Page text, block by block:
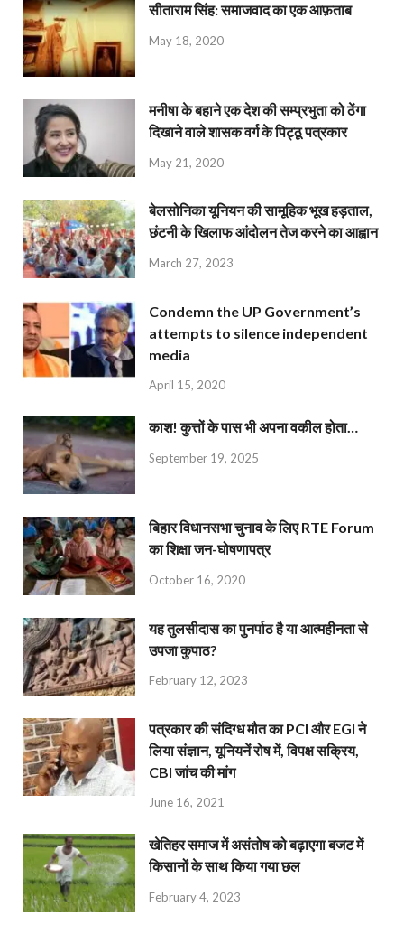
सीताराम सिंह: समाजवाद का एक आफ़ताब
May 18, 2020
मनीषा के बहाने एक देश की सम्प्रभुता को ठेंगा
दिखाने वाले शासक वर्ग के पिट्ठू पत्रकार
May 21, 2020
बेलसोनिका यूनियन की सामूहिक भूख हड़ताल,
छंटनी के खिलाफ आंदोलन तेज करने का आह्वान
March 27, 2023
Condemn the UP Government’s
attempts to silence independent
media
April 15, 2020
काश! कुत्तों के पास भी अपना वकील होता…
September 19, 2025
बिहार विधानसभा चुनाव के लिए RTE Forum
का शिक्षा जन-घोषणापत्र
October 16, 2020
यह तुलसीदास का पुनर्पाठ है या आत्महीनता से
उपजा कुपाठ?
February 12, 2023
पत्रकार की संदिग्ध मौत का PCI और EGI ने
लिया संज्ञान, यूनियनें रोष में, विपक्ष सक्रिय,
CBI जांच की मांग
June 16, 2021
खेतिहर समाज में असंतोष को बढ़ाएगा बजट में
किसानों के साथ किया गया छल
February 4, 2023